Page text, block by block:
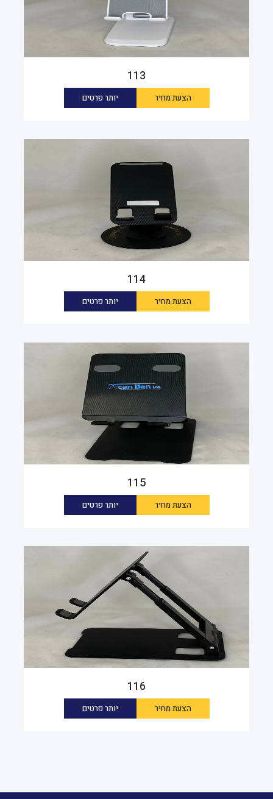
113
הצעת מחיר יותר פרטים
114
הצעת מחיר יותר פרטים
115
הצעת מחיר יותר פרטים
116
הצעת מחיר יותר פרטים